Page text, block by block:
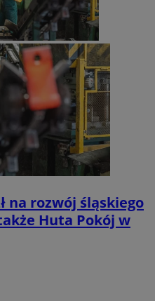
na rozwój śląskiego
Huta Pokój w